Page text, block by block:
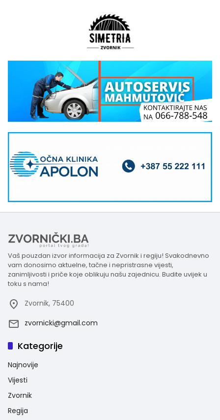
Vaš pouzdan izvor informacija za Zvornik i regiju! Svakodnevno
vam donosimo aktuelne, tačne i nepristrasne vijesti,
zanimljivosti i priče koje oblikuju našu zajednicu. Budite uvijek u
toku s nama!
Zvornik, 75400
zvornicki@gmail.com
Kategorije
Najnovije
Vijesti
Zvornik
Regija